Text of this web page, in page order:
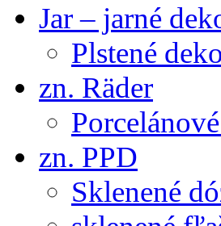
Jar – jarné
Plstené
zn. Räder
zn. PPD
Sklenené